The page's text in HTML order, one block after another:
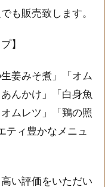
も販売致します。
】
姜みそ煮」「オム
んかけ」「白身魚
ムレツ」「鶏の照
ティ豊かなメニュ
い評価をいただい